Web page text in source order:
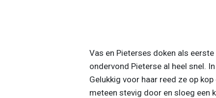
Vas en Pieterses doken als
ondervond Pieterse al heel snel.
Gelukkig voor haar reed ze op
meteen stevig door en sloeg een